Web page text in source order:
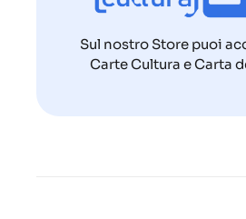
Sul nostro Store puoi
Carte Cultura e Carta